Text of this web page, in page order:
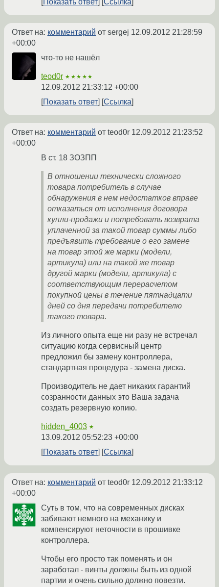
Показать ответ Ссылка
Ответ на: комментарий от sergej 12.09.2012 21:28:59
+00:00
что-то не нашёл
teod0r ★★★★★
12.09.2012 21:33:12 +00:00
Показать ответ
Ссылка
Ответ на: комментарий от teod0r 12.09.2012 21:23:52
+00:00
В ст. 18 ЗОЗПП
В отношении технически сложного
товара потребитель в случае
обнаружения в нем недостатков вправе
отказаться от исполнения договора
купли-продажи и потребовать возврата
уплаченной за такой товар суммы либо
предъявить требование о его замене
на товар этой же марки (модели,
артикула) или на такой же товар
другой марки (модели, артикула) с
соответствующим перерасчетом
покупной цены в течение пятнадцати
дней со дня передачи потребителю
такого товара.
Из личного опыта еще ни разу не встречал
ситуацию когда сервисный центр
предложил бы замену контроллера,
стандартная процедура - замена диска.
Производитель не дает никаких гарантий
созранности данных это Ваша задача
создать резервную копию.
hidden_4003 ★
13.09.2012 05:52:23 +00:00
Показать ответ
Ссылка
Ответ на: комментарий от teod0r 12.09.2012 21:33:12
+00:00
Суть в том, что на современных дисках
забивают немного на механику и
компенсируют неточности в прошивке
контроллера.
Чтобы его просто так поменять и он
заработал - винты должны быть из одной
партии и очень сильно должно повезти.